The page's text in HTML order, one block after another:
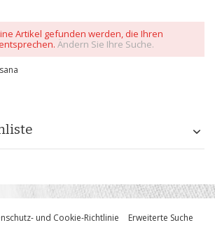
Artikel gefunden werden, die Ihren
Ändern Sie Ihre Suche.
und Cookie-Richtlinie Erweiterte Suche